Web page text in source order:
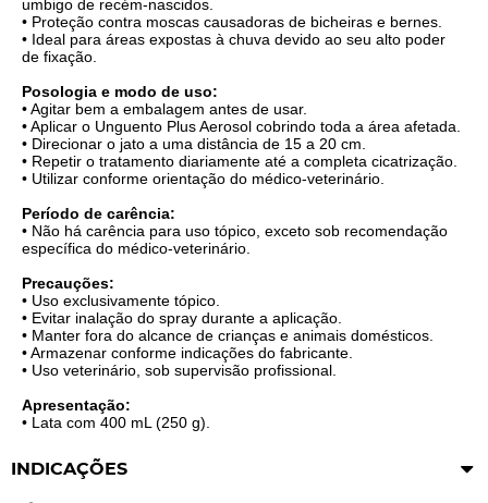
umbigo de recém-nascidos.
• Proteção contra moscas causadoras de bicheiras e bernes.
• Ideal para áreas expostas à chuva devido ao seu alto poder
de fixação.
Posologia e modo de uso:
• Agitar bem a embalagem antes de usar.
• Aplicar o Unguento Plus Aerosol cobrindo toda a área afetada.
• Direcionar o jato a uma distância de 15 a 20 cm.
• Repetir o tratamento diariamente até a completa cicatrização.
• Utilizar conforme orientação do médico-veterinário.
Período de carência:
• Não há carência para uso tópico, exceto sob recomendação
específica do médico-veterinário.
Precauções:
• Uso exclusivamente tópico.
• Evitar inalação do spray durante a aplicação.
• Manter fora do alcance de crianças e animais domésticos.
• Armazenar conforme indicações do fabricante.
• Uso veterinário, sob supervisão profissional.
Apresentação:
• Lata com 400 mL (250 g).
INDICAÇÕES